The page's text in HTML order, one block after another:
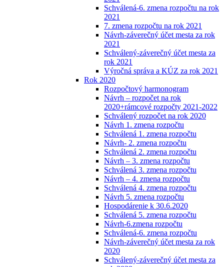
Schválená-6. zmena rozpočtu na rok
2021
7. zmena rozpočtu na rok 2021
Návrh-záverečný účet mesta za rok
2021
Schválený-záverečný účet mesta za
rok 2021
Výročná správa a KÚZ za rok 2021
Rok 2020
Rozpočtový harmonogram
Návrh – rozpočet na rok
2020+rámcové rozpočty 2021-2022
Schválený rozpočet na rok 2020
Návrh 1. zmena rozpočtu
Schválená 1. zmena rozpočtu
Návrh- 2. zmena rozpočtu
Schválená 2. zmena rozpočtu
Návrh – 3. zmena rozpočtu
Schválená 3. zmena rozpočtu
Návrh – 4. zmena rozpočtu
Schválená 4. zmena rozpočtu
Návrh 5. zmena rozpočtu
Hospodárenie k 30.6.2020
Schválená 5. zmena rozpočtu
Návrh-6.zmena rozpočtu
Schválená-6. zmena rozpočtu
Návrh-záverečný účet mesta za rok
2020
Schválený-záverečný účet mesta za